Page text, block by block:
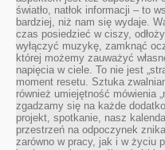
światło, natłok informacji – to
bardziej, niż nam się wydaje.
czas posiedzieć w ciszy,
wyłączyć muzykę, zamknąć
której możemy zauważyć
napięcia w ciele. To nie jest
moment resetu. Sztuka
również umiejętność mówienia
zgadzamy się na każde
projekt, spotkanie, nasz
przestrzeń na odpoczynek
zarówno w pracy, jak i w życiu